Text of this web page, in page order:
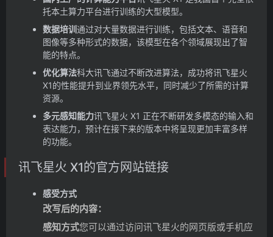
托本土算力平台进行训练的大型模型。
数据培训通过对大量数据进行训练，包括文本、语音和
图像等多种形式的数据，该模型在各个领域展现出了智
能的特点。
优化算法科大讯飞通过不断改进算法，成功将讯飞星火
X1的性能提升到业界领先水平，同时减少了所需的计算
资源。
多元感知能力讯飞星火 X1 正在不断研发多模态的输入和
表达能力，预计在接下来的版本中将呈现更加丰富多样
的功能。
讯飞星火 X1的官方网站链接
感受方式
改写后的内容：
感知方式您可以通过访问讯飞星火的网页版或手机应